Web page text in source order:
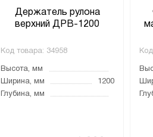
Держатель рулона
верхний ДРВ-1200
Код товара: 34958
Высота, мм
Ширина, мм
1200
Глубина, мм